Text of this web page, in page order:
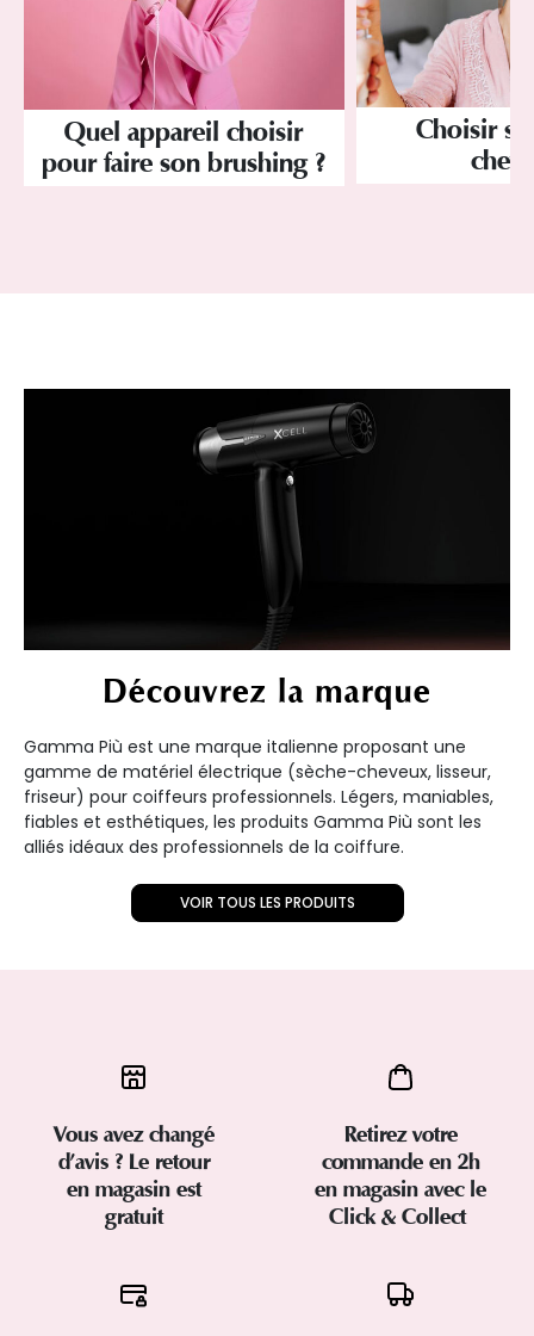
Quel appareil choisir
pour faire son brushing ?
Choisir
Découvrez la marque
Gamma Più est une marque italienne proposant une
gamme de matériel électrique (sèche-cheveux, lisseur,
friseur) pour coiffeurs professionnels. Légers, maniables,
fiables et esthétiques, les produits Gamma Più sont les
alliés idéaux des professionnels de la coiffure.
VOIR TOUS LES PRODUITS
Vous avez changé
d’avis ? Le retour
en magasin est
gratuit
Retirez votre
commande en 2h
en magasin avec le
Click & Collect